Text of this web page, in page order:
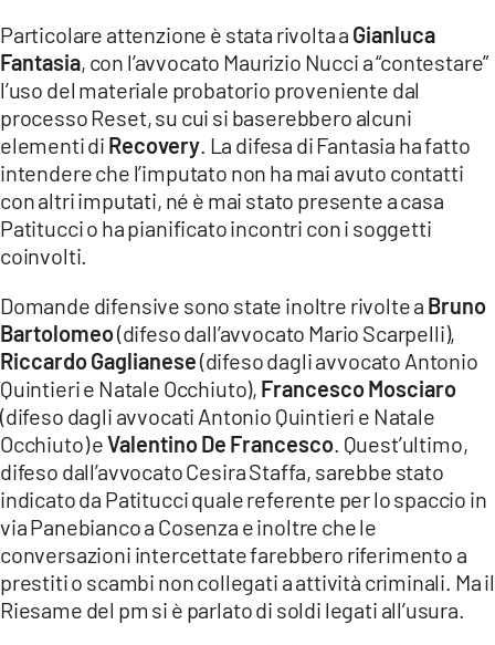
Particolare attenzione è stata rivolta a Gianluca
Fantasia, con l’avvocato Maurizio Nucci a “contestare”
l’uso del materiale probatorio proveniente dal
processo Reset, su cui si baserebbero alcuni
elementi di Recovery. La difesa di Fantasia ha fatto
intendere che l’imputato non ha mai avuto contatti
con altri imputati, né è mai stato presente a casa
Patitucci o ha pianificato incontri con i soggetti
coinvolti.
Domande difensive sono state inoltre rivolte a Bruno
Bartolomeo(difeso dall’avvocato Mario Scarpelli),
Riccardo Gaglianese(difeso dagli avvocato Antonio
Quintieri e Natale Occhiuto), Francesco Mosciaro
(difeso dagli avvocati Antonio Quintieri e Natale
Occhiuto) eValentino De Francesco. Quest’ultimo,
difeso dall’avvocato Cesira Staffa, sarebbe stato
indicato da Patitucci quale referente per lo spaccio in
via Panebianco a Cosenza e inoltre che le
conversazioni intercettate farebbero riferimento a
prestiti o scambi non collegati a attività criminali. Ma il
Riesame del pm si è parlato di soldi legati all’usura.